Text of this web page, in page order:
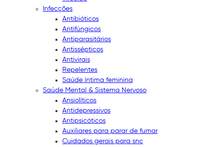
Infecções
Antibióticos
Antifúngicos
Antiparasitários
Antissépticos
Antivirais
Repelentes
Saúde íntima feminina
Saúde Mental & Sistema Nervoso
Ansiolíticos
Antidepressivos
Antipsicóticos
Auxiliares para parar de fumar
Cuidados gerais para snc